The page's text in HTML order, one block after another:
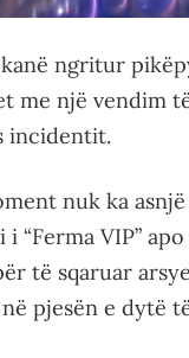
ngritur
me një vendim
incidentit.
nuk ka
“Ferma VIP”
të sqaruar
pjesën e dytë